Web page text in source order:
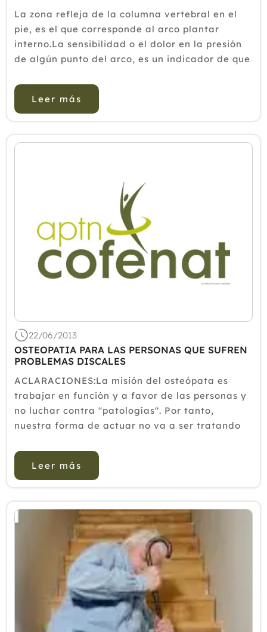
La zona refleja de la columna vertebral en el
pie, es el que corresponde al arco plantar
interno.La sensibilidad o el dolor en la presión
de algún punto del arco, es un indicador de que
vértebras cervicales suelen ser "duros" y exigen
una presión...
Leer más
22/06/2013
OSTEOPATIA PARA LAS PERSONAS QUE SUFREN
PROBLEMAS DISCALES
ACLARACIONES:La misión del osteópata es
trabajar en función y a favor de las personas y
no luchar contra "patologías". Por tanto,
nuestra forma de actuar no va a ser tratando
realidad, es un tratamiento osteopático global
para la persona que...
Leer más